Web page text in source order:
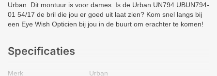
Urban. Dit montuur is voor dames. Is de Urban UN794 UBUN794-
01 54/17 de bril die jou er goed uit laat zien? Kom snel langs bij
een Eye Wish Opticien bij jou in de buurt om erachter te komen!
Specificaties
Merk
Urban